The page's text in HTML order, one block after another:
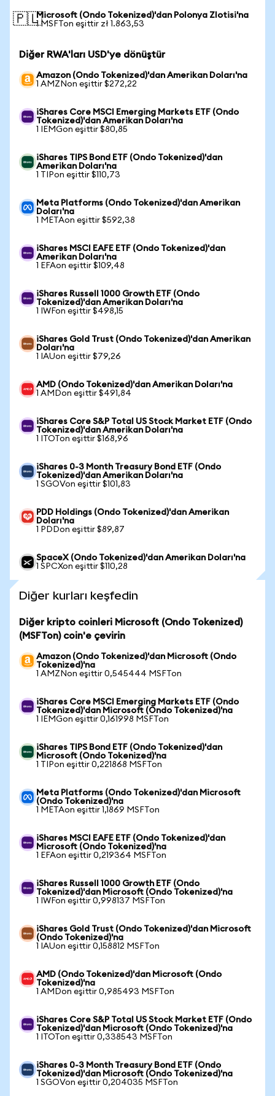
🇵🇱Microsoft (Ondo Tokenized)'dan Polonya Zlotisi'na
1 MSFTon eşittir zł 1.863,53
Diğer RWA'ları USD'ye dönüştür
Amazon (Ondo Tokenized)'dan Amerikan Doları'na
1 AMZNon eşittir $272,22
iShares Core MSCI Emerging Markets ETF (Ondo
Tokenized)'dan Amerikan Doları'na
1 IEMGon eşittir $80,85
iShares TIPS Bond ETF (Ondo Tokenized)'dan
Amerikan Doları'na
1 TIPon eşittir $110,73
Meta Platforms (Ondo Tokenized)'dan Amerikan
Doları'na
1 METAon eşittir $592,38
iShares MSCI EAFE ETF (Ondo Tokenized)'dan
Amerikan Doları'na
1 EFAon eşittir $109,48
iShares Russell 1000 Growth ETF (Ondo
Tokenized)'dan Amerikan Doları'na
1 IWFon eşittir $498,15
iShares Gold Trust (Ondo Tokenized)'dan Amerikan
Doları'na
1 IAUon eşittir $79,26
AMD (Ondo Tokenized)'dan Amerikan Doları'na
1 AMDon eşittir $491,84
iShares Core S&P Total US Stock Market ETF (Ondo
Tokenized)'dan Amerikan Doları'na
1 ITOTon eşittir $168,96
iShares 0-3 Month Treasury Bond ETF (Ondo
Tokenized)'dan Amerikan Doları'na
1 SGOVon eşittir $101,83
PDD Holdings (Ondo Tokenized)'dan Amerikan
Doları'na
1 PDDon eşittir $89,87
SpaceX (Ondo Tokenized)'dan Amerikan Doları'na
1 SPCXon eşittir $110,28
Diğer kurları keşfedin
Diğer kripto coinleri Microsoft (Ondo Tokenized)
(MSFTon) coin'e çevirin
Amazon (Ondo Tokenized)'dan Microsoft (Ondo
Tokenized)'na
1 AMZNon eşittir 0,545444 MSFTon
iShares Core MSCI Emerging Markets ETF (Ondo
Tokenized)'dan Microsoft (Ondo Tokenized)'na
1 IEMGon eşittir 0,161998 MSFTon
iShares TIPS Bond ETF (Ondo Tokenized)'dan
Microsoft (Ondo Tokenized)'na
1 TIPon eşittir 0,221868 MSFTon
Meta Platforms (Ondo Tokenized)'dan Microsoft
(Ondo Tokenized)'na
1 METAon eşittir 1,1869 MSFTon
iShares MSCI EAFE ETF (Ondo Tokenized)'dan
Microsoft (Ondo Tokenized)'na
1 EFAon eşittir 0,219364 MSFTon
iShares Russell 1000 Growth ETF (Ondo
Tokenized)'dan Microsoft (Ondo Tokenized)'na
1 IWFon eşittir 0,998137 MSFTon
iShares Gold Trust (Ondo Tokenized)'dan Microsoft
(Ondo Tokenized)'na
1 IAUon eşittir 0,158812 MSFTon
AMD (Ondo Tokenized)'dan Microsoft (Ondo
Tokenized)'na
1 AMDon eşittir 0,985493 MSFTon
iShares Core S&P Total US Stock Market ETF (Ondo
Tokenized)'dan Microsoft (Ondo Tokenized)'na
1 ITOTon eşittir 0,338543 MSFTon
iShares 0-3 Month Treasury Bond ETF (Ondo
Tokenized)'dan Microsoft (Ondo Tokenized)'na
1 SGOVon eşittir 0,204035 MSFTon